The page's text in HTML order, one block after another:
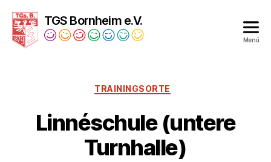
TGS Bornheim e.V.
Menü
TRAININGSORTE
Linnéschule (untere
Turnhalle)